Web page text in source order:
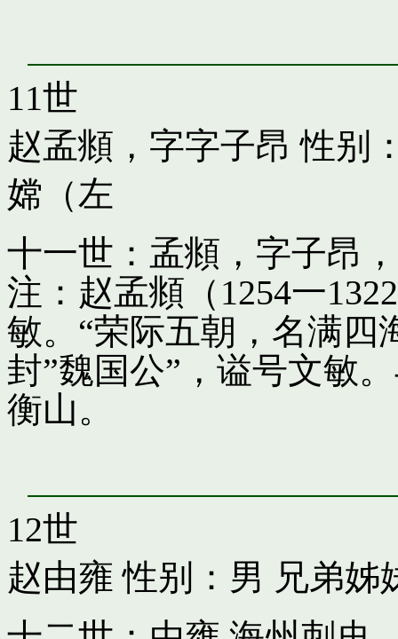
11世
赵孟頫，字字子昂 性别
嫦（左
十一世：孟頫，字子昂
注：赵孟頫（1254一
敏。“荣际五朝，名满四
封”魏国公”，谥号文敏
衡山。
12世
赵由雍 性别：男 兄弟姊